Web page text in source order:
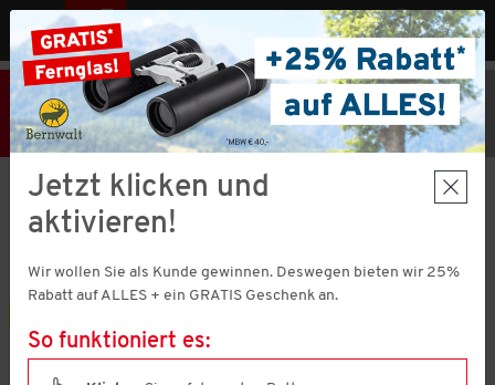
MENÜ
25% Rabatt
+ Geschenk
Hier klicken
Code V51373 einlösen!
MBW € 40,-
Nordcap
5er Pack Funktionspolos
von
5
Durchschnittswert
der
Bewertung.
Jetzt klicken und
aktivieren!
Wir wollen Sie als Kunde gewinnen. Deswegen bieten wir 25%
Rabatt auf ALLES + ein GRATIS Geschenk an.
So funktioniert es: